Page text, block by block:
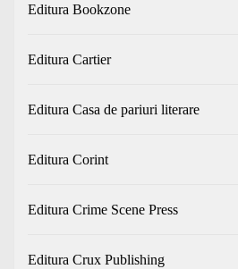
Editura Bookzone
Editura Cartier
Editura Casa de pariuri literare
Editura Corint
Editura Crime Scene Press
Editura Crux Publishing